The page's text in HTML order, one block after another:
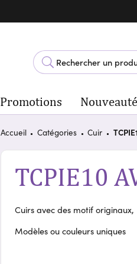
Promotions
Accueil Catégories Cuir
TCPIE10
Cuirs avec des motif originaux,
Modèles ou couleurs uniques